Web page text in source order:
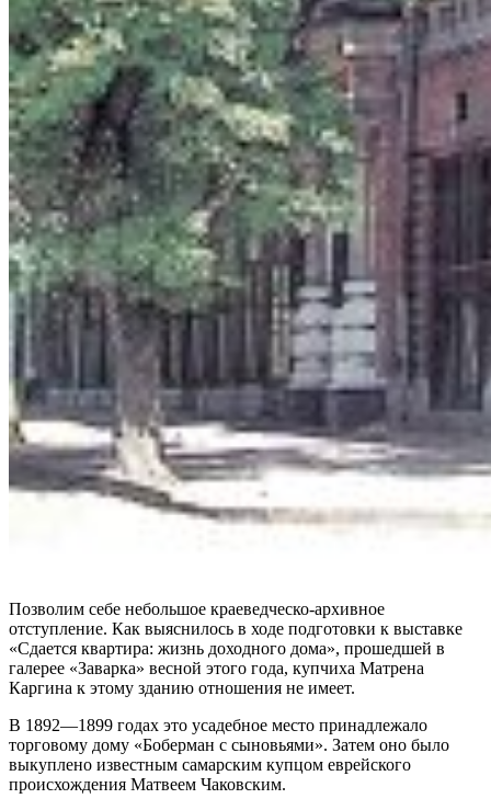
Позволим себе небольшое краеведческо-архивное
отступление. Как выяснилось в ходе подготовки к выставке
«Сдается квартира: жизнь доходного дома», прошедшей в
галерее «Заварка» весной этого года, купчиха Матрена
Каргина к этому зданию отношения не имеет.
В 1892—1899 годах это усадебное место принадлежало
торговому дому «Боберман с сыновьями». Затем оно было
выкуплено известным самарским купцом еврейского
происхождения Матвеем Чаковским.